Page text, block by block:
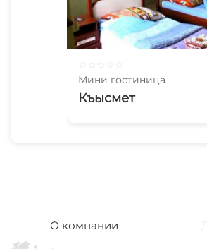
Мини гостиница
Къысмет
О компании